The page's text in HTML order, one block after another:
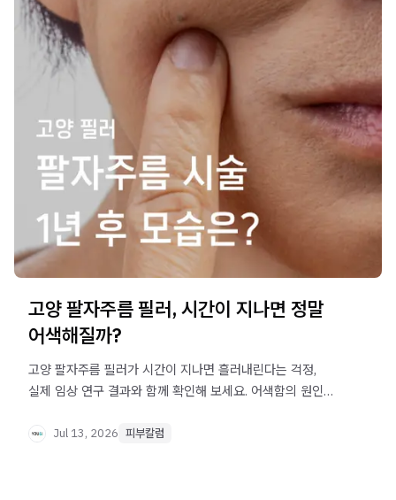
고양 팔자주름 필러, 시간이 지나면 정말
어색해질까?
고양 팔자주름 필러가 시간이 지나면 흘러내린다는 걱정,
실제 임상 연구 결과와 함께 확인해 보세요. 어색함의 원인과
Jul 13, 2026 피부칼럼